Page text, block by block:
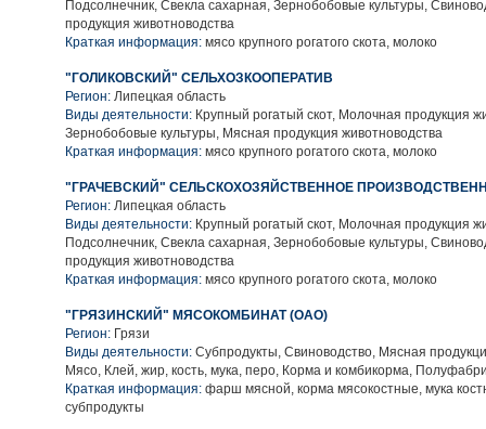
Подсолнечник, Свекла сахарная, Зернобобовые культуры,
продукция животноводства
Краткая информация: мясо крупного рогатого скота, молоко
"ГОЛИКОВСКИЙ" СЕЛЬХОЗКООПЕРАТИВ
Регион: Липецкая область
Виды деятельности: Крупный рогатый скот, Молочная продукция
Зернобобовые культуры, Мясная продукция животноводства
Краткая информация: мясо крупного рогатого скота, молоко
"ГРАЧЕВСКИЙ" СЕЛЬСКОХОЗЯЙСТВЕННОЕ
Регион: Липецкая область
Виды деятельности: Крупный рогатый скот, Молочная продукция
Подсолнечник, Свекла сахарная, Зернобобовые культуры,
продукция животноводства
Краткая информация: мясо крупного рогатого скота, молоко
"ГРЯЗИНСКИЙ" МЯСОКОМБИНАТ (ОАО)
Регион: Грязи
Виды деятельности: Субпродукты, Свиноводство, Мясная
Мясо, Клей, жир, кость, мука, перо, Корма и комбикорма,
Краткая информация: фарш мясной, корма мясокостные, мука
субпродукты